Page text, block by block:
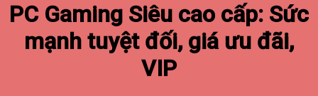
PC Gaming Siêu cao cấp: Sức
mạnh tuyệt đối, giá ưu đãi,
VIP